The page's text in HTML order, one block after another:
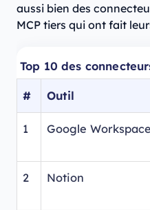
aussi bien des
MCP tiers qui ont fait
Top 10 des
# Outil
1 Google Workspace
2 Notion